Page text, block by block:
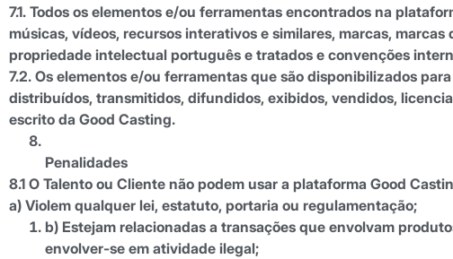
7.1. Todos os elementos e/ou ferramentas encontrados na
músicas, vídeos, recursos interativos e similares, marcas,
propriedade intelectual português e tratados e convenções
7.2. Os elementos e/ou ferramentas que são disponibilizados
distribuídos, transmitidos, difundidos, exibidos, vendidos,
escrito da Good Casting.
Penalidades
8.1 O Talento ou Cliente não podem usar a plataforma Good
a) Violem qualquer lei, estatuto, portaria ou regulamentação;
b) Estejam relacionadas a transações que envolvam
envolver-se em atividade ilegal;